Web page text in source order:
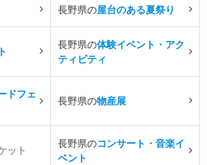
長野県の屋台のある夏祭り
長野県の体験イベント・アク
ティビティ
ドフェ
長野県の物産展
ット
長野県のコンサート・音楽イ
ベント